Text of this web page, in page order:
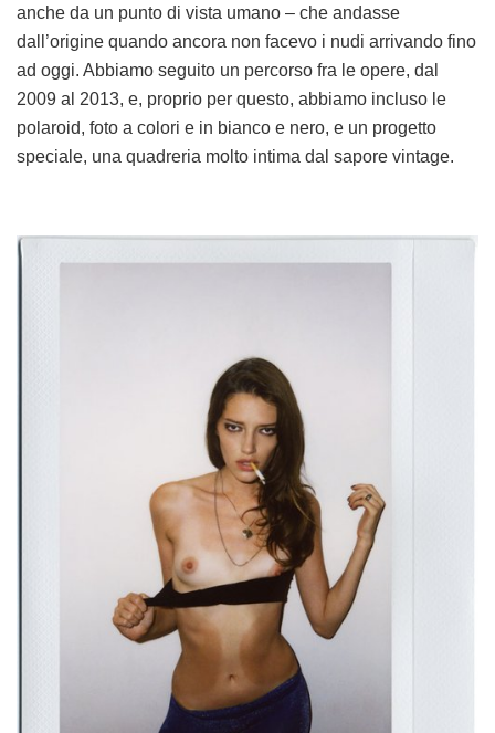
anche da un punto di vista umano – che andasse
dall’origine quando ancora non facevo i nudi arrivando fino
ad oggi. Abbiamo seguito un percorso fra le opere, dal
2009 al 2013, e, proprio per questo, abbiamo incluso le
polaroid, foto a colori e in bianco e nero, e un progetto
speciale, una quadreria molto intima dal sapore vintage.